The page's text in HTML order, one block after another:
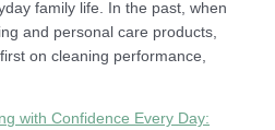
family life. In the past, when
and personal care products,
on cleaning performance,
with Confidence Every Day: